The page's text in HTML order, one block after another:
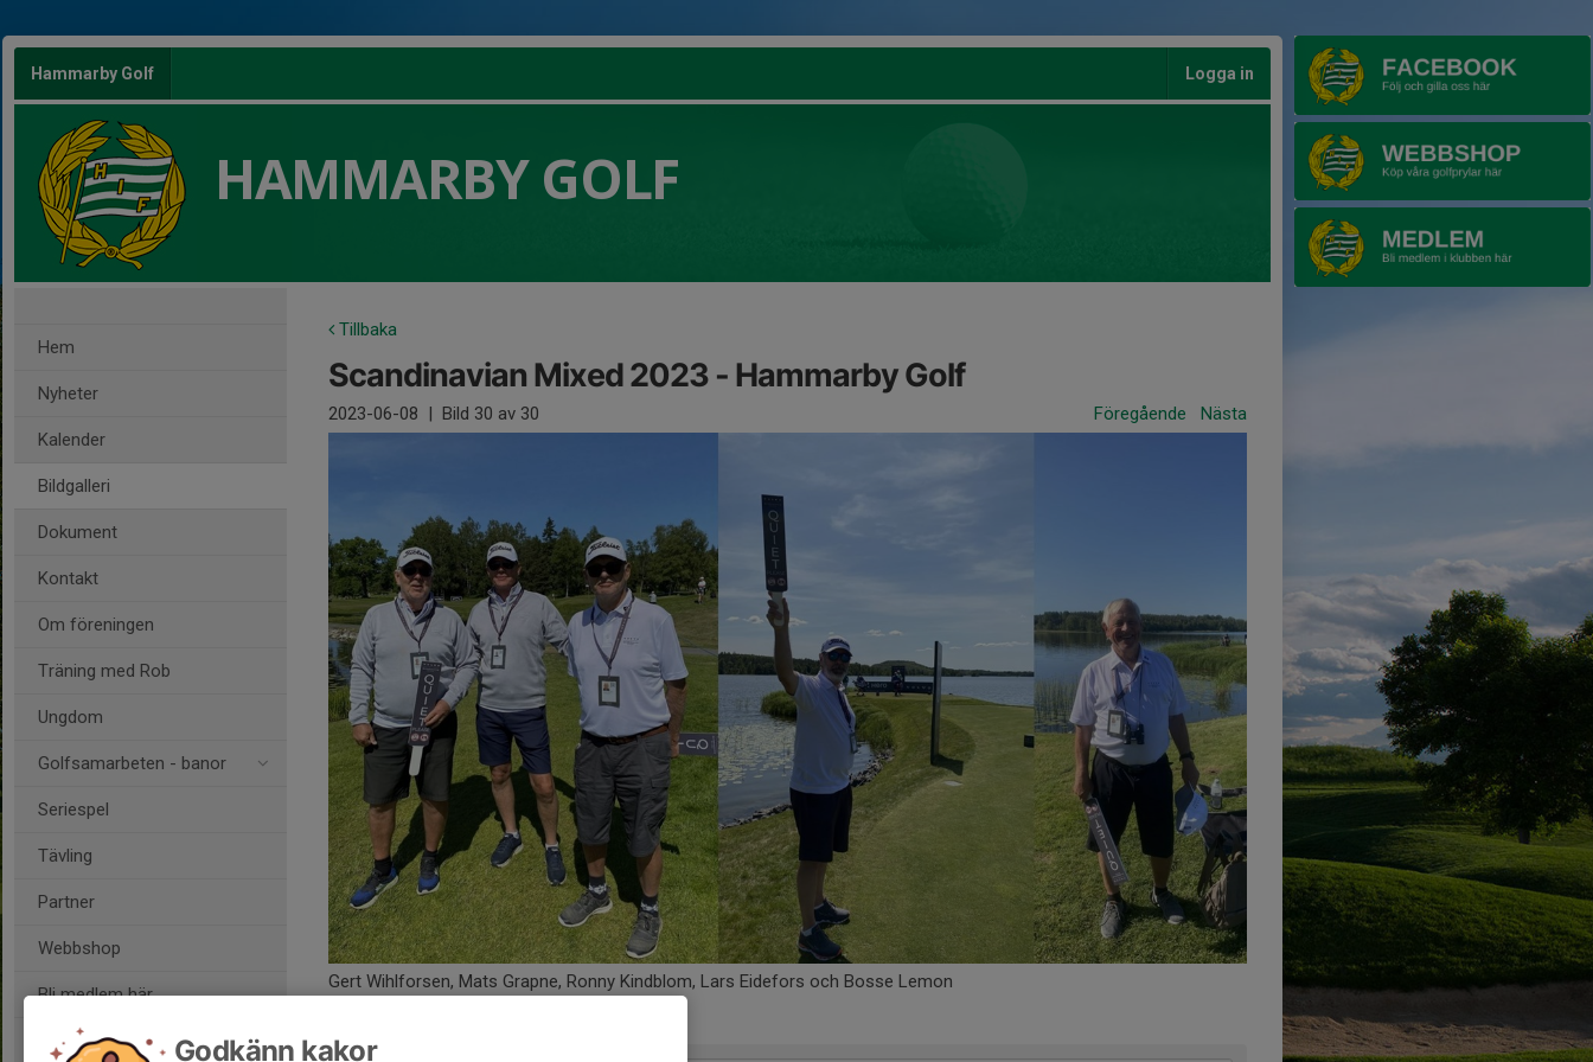
Hammarby Golf Logga in
HAMMARBY GOLF
Hem
Nyheter
Kalender
Bildgalleri
Dokument
Kontakt
Om föreningen
Träning med Rob
Ungdom
Golfsamarbeten - banor
Seriespel
Tävling
Partner
Webbshop
Bli medlem här
Stockholm Match Play Open
Tillbaka
Scandinavian Mixed 2023 - Hammarby Golf
2023-06-08 | Bild 30 av 30 Föregående Nästa
Gert Wihlforsen, Mats Grapne, Ronny Kindblom, Lars Eidefors och Bosse Lemon
Godkänn kakor